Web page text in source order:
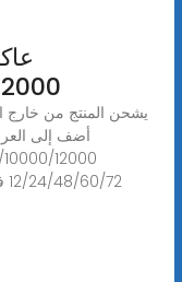
يشحن المنتج من خارج
أضف إلى
12/24/48/60/72 فولت الى 110/220 فولت تيار متردد مع منفذي